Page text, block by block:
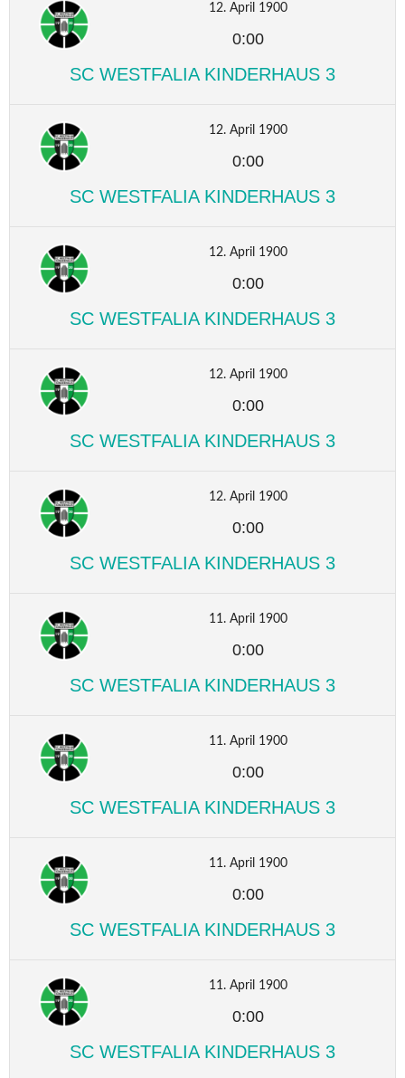
12. April 1900
0:00
SC WESTFALIA KINDERHAUS 3
12. April 1900
0:00
SC WESTFALIA KINDERHAUS 3
12. April 1900
0:00
SC WESTFALIA KINDERHAUS 3
12. April 1900
0:00
SC WESTFALIA KINDERHAUS 3
12. April 1900
0:00
SC WESTFALIA KINDERHAUS 3
11. April 1900
0:00
SC WESTFALIA KINDERHAUS 3
11. April 1900
0:00
SC WESTFALIA KINDERHAUS 3
11. April 1900
0:00
SC WESTFALIA KINDERHAUS 3
11. April 1900
0:00
SC WESTFALIA KINDERHAUS 3